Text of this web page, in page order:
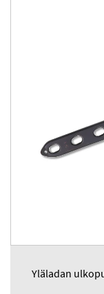
Yläladan